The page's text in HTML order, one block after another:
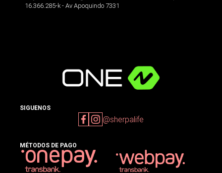
16.366.285-k - Av Apoquindo 7331
SIGUENOS
@sherpalife
MÉTODOS DE PAGO